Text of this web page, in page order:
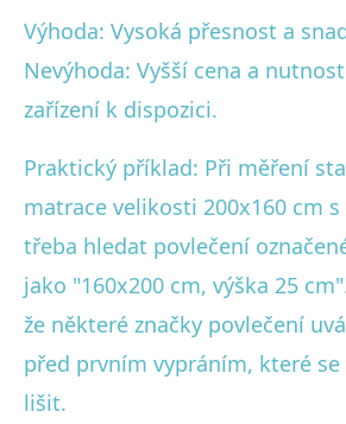
Výhoda: Vysoká přesnost a
Nevýhoda: Vyšší cena a
zařízení k dispozici.
Praktický příklad: Při měření
matrace velikosti 200x160 cm
třeba hledat povlečení
jako "160x200 cm, výška 25
že některé značky povlečení
před prvním vypráním, které
lišit.